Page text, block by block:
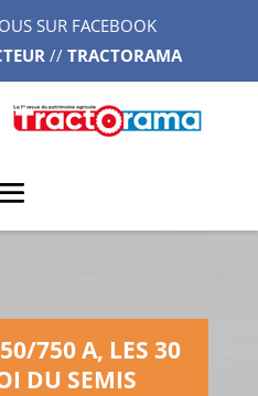
SUR FACEBOOK
// TRACTORAMA
750 A, LES 30
DU SEMIS